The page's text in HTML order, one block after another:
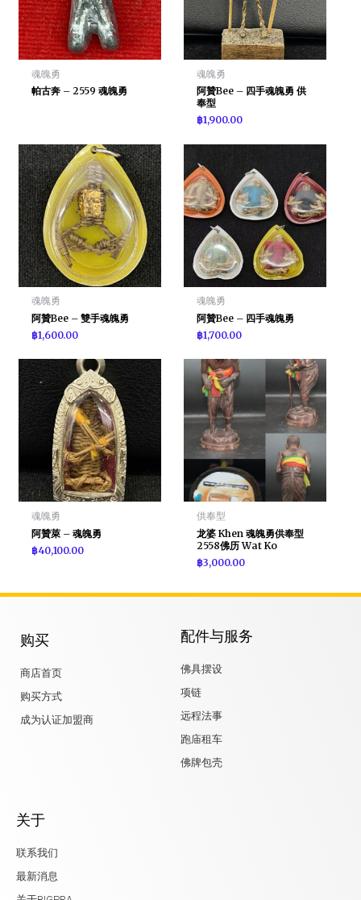
魂魄勇
帕古奔 – 2559 魂魄勇
魂魄勇
阿贊Bee – 四手魂魄勇 供
奉型
฿1,900.00
魂魄勇
阿贊Bee – 雙手魂魄勇
฿1,600.00
魂魄勇
阿贊Bee – 四手魂魄勇
฿1,700.00
魂魄勇
阿贊萊 – 魂魄勇
฿40,100.00
供奉型
龙婆 Khen 魂魄勇供奉型
2558佛历 Wat Ko
฿3,000.00
购买
商店首页
购买方式
成为认证加盟商
配件与服务
佛具摆设
项链
远程法事
跑庙租车
佛牌包壳
关于
联系我们
最新消息